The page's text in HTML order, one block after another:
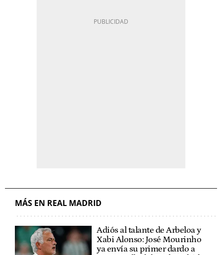
MÁS EN REAL MADRID
Adiós al talante de Arbeloa y
Xabi Alonso: José Mourinho
ya envía su primer dardo a